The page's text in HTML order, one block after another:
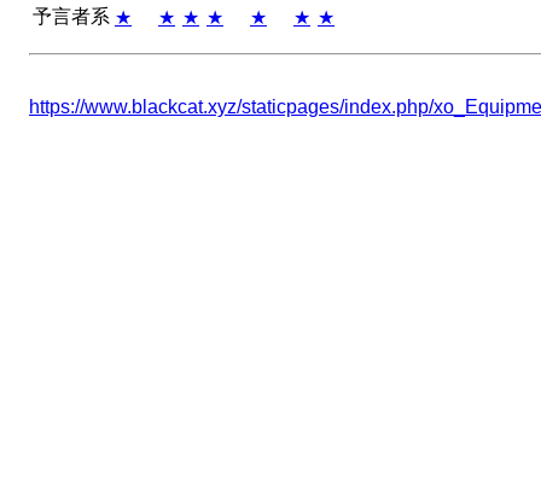
予言者系 ★ ★ ★ ★ ★ ★ ★
https://www.blackcat.xyz/staticpages/index.php/